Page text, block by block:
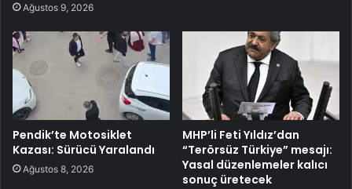
Ağustos 9, 2026
Pendik’te Motosiklet
Kazası: Sürücü Yaralandı
Ağustos 8, 2026
MHP’li Feti Yıldız’dan
“Terörsüz Türkiye” mesajı:
Yasal düzenlemeler kalıcı
sonuç üretecek